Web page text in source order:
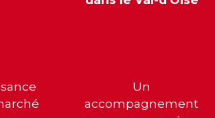
Un
accompagnement